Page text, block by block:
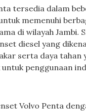
tersedia dalam
memenuhi
di wilayah Jambi.
diesel yang
serta daya tahan
untuk penggunaan
Volvo Penta